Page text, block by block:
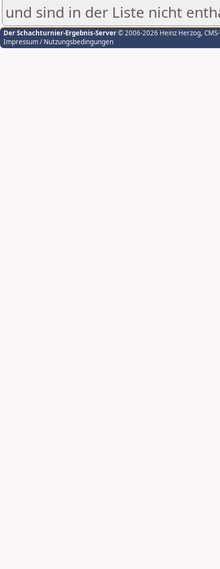
und sind in der Liste nicht
Der Schachturnier-Ergebnis-Server© 2006-2026 Heinz Herzog,
Impressum / Nutzungsbedingungen